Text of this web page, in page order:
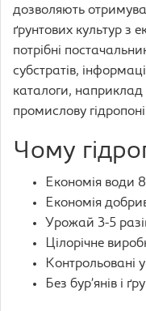
дозволяють
ґрунтових культур
потрібні
субстратів,
каталоги, наприклад
промислову
Чому
Економія води
Економія
Урожай 3-5
Цілорічне
Контрольовані
Без бур’янів і